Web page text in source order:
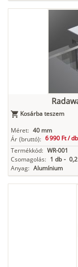
Kosárba teszem
Méret: 40 mm
Ár (bruttó): 6 990 Ft /db
Termékkód: WR-001
Csomagolás: 1 db -
Anyag: Alumínium